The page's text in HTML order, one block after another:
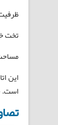
ظرفیت : 3
تخت خواب :
مساحت : 35
است.